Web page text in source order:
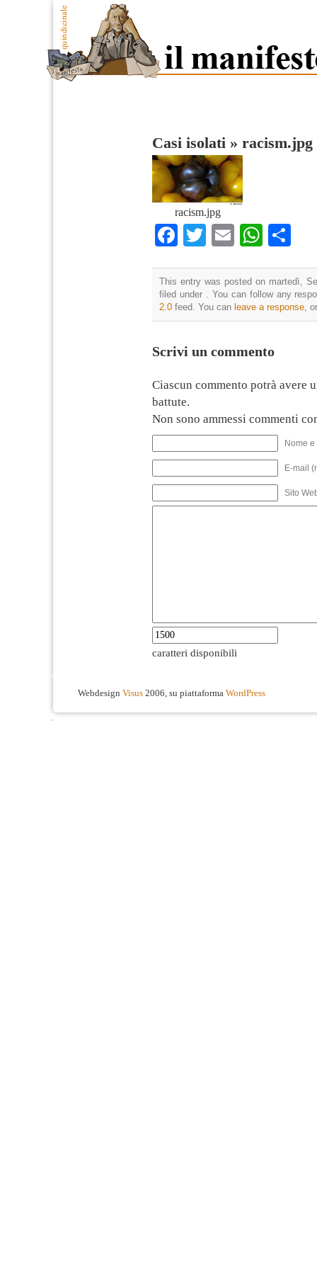
Casi isolati » racism.jpg
racism.jpg
Facebook
TwitterEmail
This entry was posted on martedì,
filed under . You can follow any
2.0 feed. You can leave a response ,
Scrivi un commento
Ciascun commento potrà avere
battute.
Non sono ammessi commenti
Nome
E-mail
Sito
caratteri disponibili
Webdesign Visus 2006, su piattaforma WordPress